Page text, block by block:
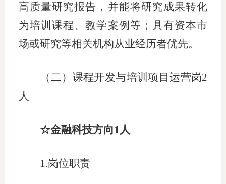
高质量研究报告，并能将研究成果转化
为培训课程、教学案例等；具有资本市
场或研究等相关机构从业经历者优先。
（二）课程开发与培训项目运营岗2
人
☆金融科技方向1人
1.岗位职责